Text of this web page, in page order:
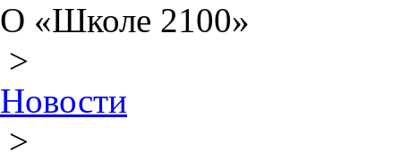
О «Школе 2100»
>
Новости
>